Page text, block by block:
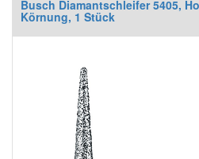
Busch Diamantschleifer 5405,
Körnung, 1 Stück